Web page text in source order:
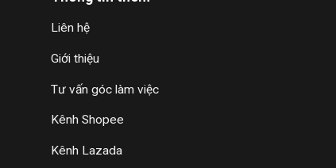
Liên hệ
Giới thiệu
Tư vấn góc làm việc
Kênh Shopee
Kênh Lazada